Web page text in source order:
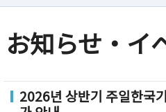
韓
連
会員
入・
お知らせ・イ
2026년 상반기 주일한국